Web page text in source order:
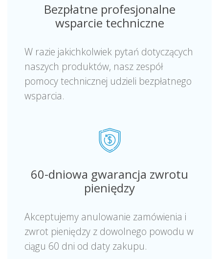
Bezpłatne profesjonalne
wsparcie techniczne
W razie jakichkolwiek pytań dotyczących
naszych produktów, nasz zespół
pomocy technicznej udzieli bezpłatnego
wsparcia.
60-dniowa gwarancja zwrotu
pieniędzy
Akceptujemy anulowanie zamówienia i
zwrot pieniędzy z dowolnego powodu w
ciągu 60 dni od daty zakupu.